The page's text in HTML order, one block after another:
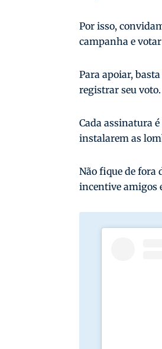
Por isso,
campanha e
Para apoiar,
registrar seu voto.
Cada assinatura
instalarem as
Não fique de fora
incentive amigos